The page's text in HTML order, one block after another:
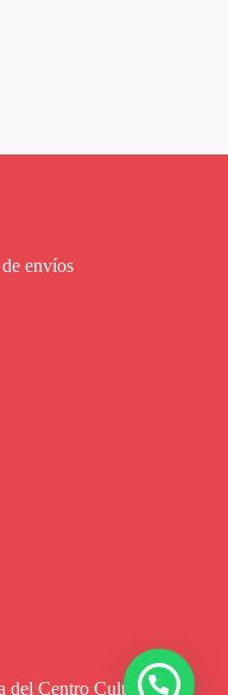
envíos
del Centro Cultural